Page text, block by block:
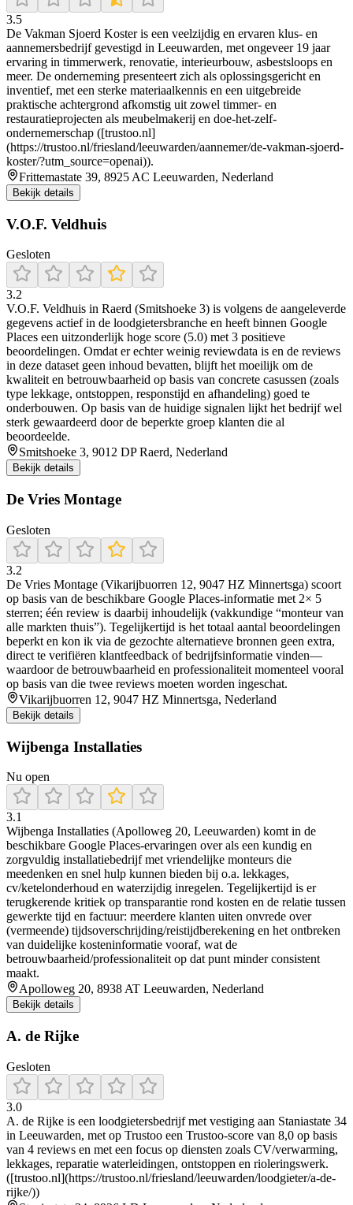
3.5
De Vakman Sjoerd Koster is een veelzijdig en ervaren klus- en
aannemersbedrijf gevestigd in Leeuwarden, met ongeveer 19 jaar
ervaring in timmerwerk, renovatie, interieurbouw, asbestsloops en
meer. De onderneming presenteert zich als oplossingsgericht en
inventief, met een sterke materiaalkennis en een uitgebreide
praktische achtergrond afkomstig uit zowel timmer- en
restauratieprojecten als meubelmakerij en doe-het-zelf-
ondernemerschap ([trustoo.nl]
(https://trustoo.nl/friesland/leeuwarden/aannemer/de-vakman-sjoerd-
koster/?utm_source=openai)).
Frittemastate 39, 8925 AC Leeuwarden, Nederland
Bekijk details
V.O.F. Veldhuis
Gesloten
3.2
V.O.F. Veldhuis in Raerd (Smitshoeke 3) is volgens de aangeleverde
gegevens actief in de loodgietersbranche en heeft binnen Google
Places een uitzonderlijk hoge score (5.0) met 3 positieve
beoordelingen. Omdat er echter weinig reviewdata is en de reviews
in deze dataset geen inhoud bevatten, blijft het moeilijk om de
kwaliteit en betrouwbaarheid op basis van concrete casussen (zoals
type lekkage, ontstoppen, responstijd en afhandeling) goed te
onderbouwen. Op basis van de huidige signalen lijkt het bedrijf wel
sterk gewaardeerd door de beperkte groep klanten die al
beoordeelde.
Smitshoeke 3, 9012 DP Raerd, Nederland
Bekijk details
De Vries Montage
Gesloten
3.2
De Vries Montage (Vikarijbuorren 12, 9047 HZ Minnertsga) scoort
op basis van de beschikbare Google Places-informatie met 2× 5
sterren; één review is daarbij inhoudelijk (vakkundige “monteur van
alle markten thuis”). Tegelijkertijd is het totaal aantal beoordelingen
beperkt en kon ik via de gezochte alternatieve bronnen geen extra,
direct te verifiëren klantfeedback of bedrijfsinformatie vinden—
waardoor de betrouwbaarheid en professionaliteit momenteel vooral
op basis van die twee reviews moeten worden ingeschat.
Vikarijbuorren 12, 9047 HZ Minnertsga, Nederland
Bekijk details
Wijbenga Installaties
Nu open
3.1
Wijbenga Installaties (Apolloweg 20, Leeuwarden) komt in de
beschikbare Google Places-ervaringen over als een kundig en
zorgvuldig installatiebedrijf met vriendelijke monteurs die
meedenken en snel hulp kunnen bieden bij o.a. lekkages,
cv/ketelonderhoud en waterzijdig inregelen. Tegelijkertijd is er
terugkerende kritiek op transparantie rond kosten en de relatie tussen
gewerkte tijd en factuur: meerdere klanten uiten onvrede over
(vermeende) tijdsoverschrijding/reistijdberekening en het ontbreken
van duidelijke kosteninformatie vooraf, wat de
betrouwbaarheid/professionaliteit op dat punt minder consistent
maakt.
Apolloweg 20, 8938 AT Leeuwarden, Nederland
Bekijk details
A. de Rijke
Gesloten
3.0
A. de Rijke is een loodgietersbedrijf met vestiging aan Staniastate 34
in Leeuwarden, met op Trustoo een Trustoo-score van 8,0 op basis
van 4 reviews en met een focus op diensten zoals CV/verwarming,
lekkages, reparatie waterleidingen, ontstoppen en rioleringswerk.
([trustoo.nl](https://trustoo.nl/friesland/leeuwarden/loodgieter/a-de-
rijke/))